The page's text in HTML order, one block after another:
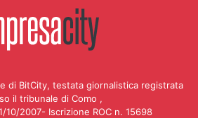
di BitCity, testata giornalistica registrata
il tribunale di Como ,
10/2007- Iscrizione ROC n. 15698